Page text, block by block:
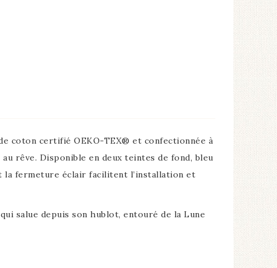
coton certifié OEKO-TEX® et confectionnée à
rêve. Disponible en deux teintes de fond, bleu
la fermeture éclair facilitent l’installation et
salue depuis son hublot, entouré de la Lune